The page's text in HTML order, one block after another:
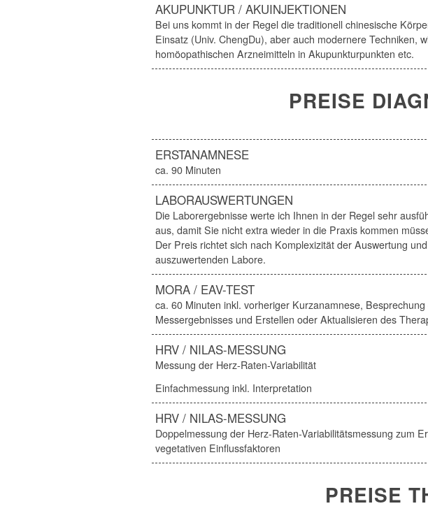
AKUPUNKTUR / AKUINJEKTIONEN
Bei uns kommt in der Regel die traditionell chinesische
Einsatz (Univ. ChengDu), aber auch modernere Techniken,
homöopathischen Arzneimitteln in Akupunkturpunkten etc.
PREISE
ERSTANAMNESE
ca. 90 Minuten
LABORAUSWERTUNGEN
Die Laborergebnisse werte ich Ihnen in der Regel sehr
aus, damit Sie nicht extra wieder in die Praxis kommen
Der Preis richtet sich nach Komplexizität der Auswertung
auszuwertenden Labore.
MORA / EAV-TEST
ca. 60 Minuten inkl. vorheriger Kurzanamnese, Besprechung
Messergebnisses und Erstellen oder Aktualisieren des
HRV / NILAS-MESSUNG
Messung der Herz-Raten-Variabilität
Einfachmessung inkl. Interpretation
HRV / NILAS-MESSUNG
Doppelmessung der Herz-Raten-Variabilitätsmessung zum
vegetativen Einflussfaktoren
PREISE